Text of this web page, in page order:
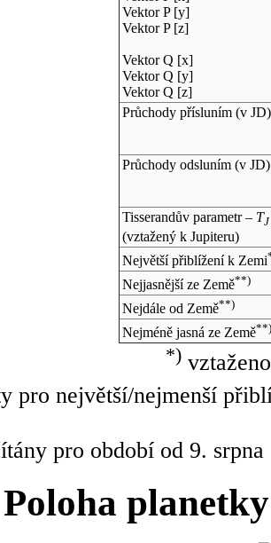
Vektor P [y]
Vektor P [z]
Vektor Q [x]
Vektor Q [y]
Vektor Q [z]
Průchody přísluním (v JD)
Průchody odsluním (v JD)
Tisserandův parametr – TJ
(vztažený k Jupiteru)
Největší přiblížení k Zemi
Nejjasnější ze Země**)
Nejdále od Země**)
Nejméně jasná ze Země**)
*)
pro největší/nejmenší
pro období od 9.
Poloha